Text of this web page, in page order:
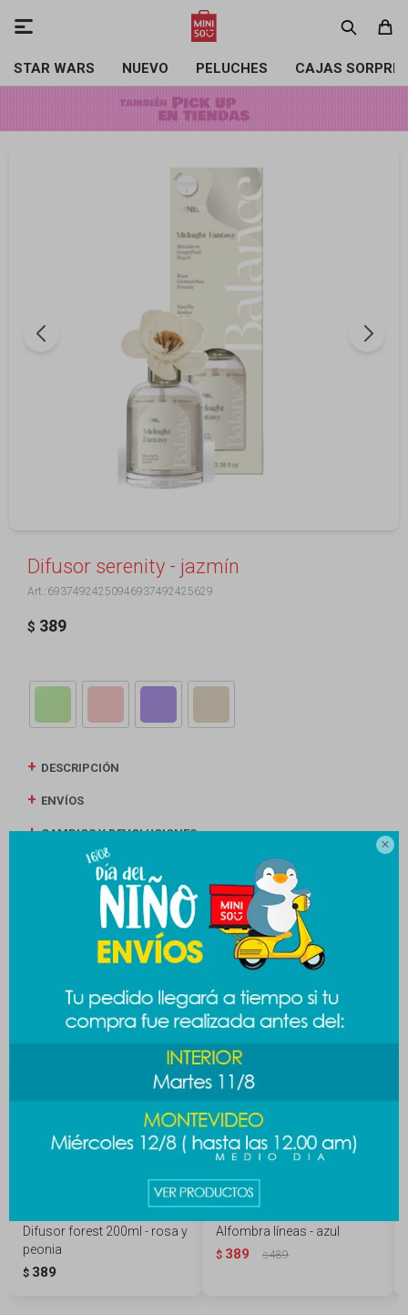

STAR WARS NUEVO PELUCHES CAJAS

Difusor serenity - jazmín
69374924250946937492425629
$ 389
DESCRIPCIÓN
ENVÍOS
CAMBIOS Y DEVOLUCIONES
MEDIOS DE PAGO
Productos que te pueden interesar
Difusor forest 200ml - rosa y
peonia
$ 389
Alfombra líneas - azul
$ 389 $489